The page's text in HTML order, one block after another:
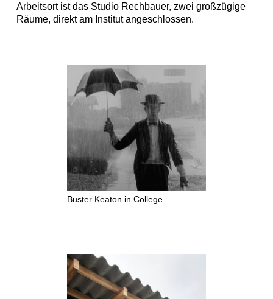
Arbeitsort ist das Studio Rechbauer, zwei großzügige
Räume, direkt am Institut angeschlossen.
Buster Keaton in College